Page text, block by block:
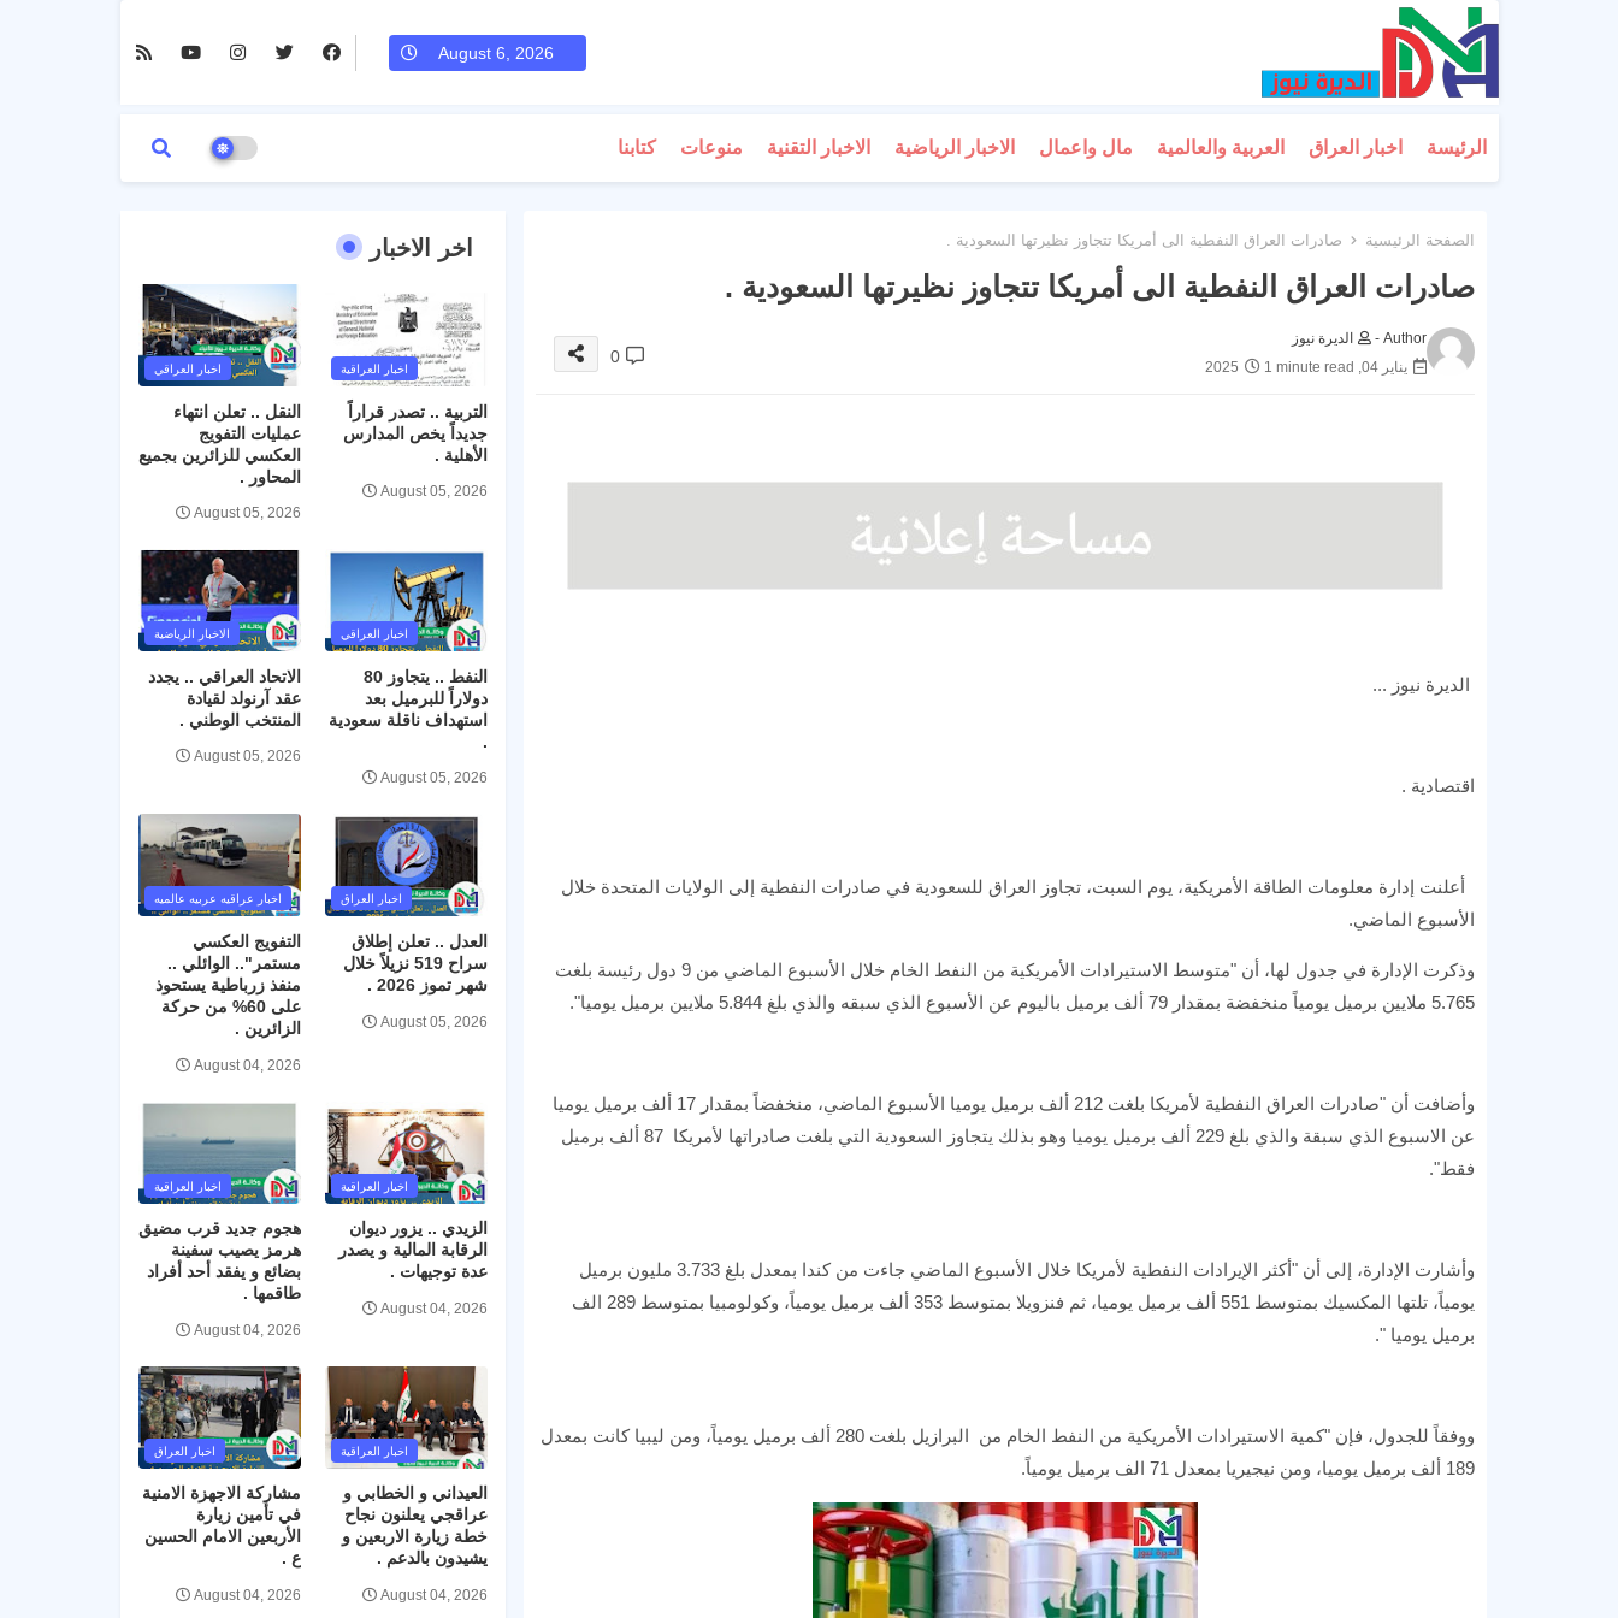
August 6, 2026
الرئيسة اخبار العراق العربية والعالمية مال واعمال الاخبار الرياضية الاخبار التقنية منوعات كتابنا
الصفحة الرئيسية صادرات العراق النفطية الى أمريكا تتجاوز نظيرتها السعودية .
صادرات العراق النفطية الى أمريكا تتجاوز نظيرتها السعودية .
Author -
الديرة نيوز
يناير 04, 2025
1 minute read
0
الديرة نيوز ...
اقتصادية .
أعلنت إدارة معلومات الطاقة الأمريكية، يوم السبت، تجاوز العراق للسعودية في صادرات النفطية إلى الولايات المتحدة خلال
الأسبوع الماضي.
وذكرت الإدارة في جدول لها، أن "متوسط الاستيرادات الأمريكية من النفط الخام خلال الأسبوع الماضي من 9 دول رئيسة بلغت
5.765 ملايين برميل يومياً منخفضة بمقدار 79 ألف برميل باليوم عن الأسبوع الذي سبقه والذي بلغ 5.844 ملايين برميل يوميا".
وأضافت أن "صادرات العراق النفطية لأمريكا بلغت 212 ألف برميل يوميا الأسبوع الماضي، منخفضاً بمقدار 17 ألف برميل يوميا
عن الاسبوع الذي سبقة والذي بلغ 229 ألف برميل يوميا وهو بذلك يتجاوز السعودية التي بلغت صادراتها لأمريكا 87 ألف برميل
فقط".
وأشارت الإدارة، إلى أن "أكثر الإيرادات النفطية لأمريكا خلال الأسبوع الماضي جاءت من كندا بمعدل بلغ 3.733 مليون برميل
يومياً، تلتها المكسيك بمتوسط 551 ألف برميل يوميا، ثم فنزويلا بمتوسط 353 ألف برميل يومياً، وكولومبيا بمتوسط 289 الف
برميل يوميا ".
ووفقاً للجدول، فإن "كمية الاستيرادات الأمريكية من النفط الخام من البرازيل بلغت 280 ألف برميل يومياً، ومن ليبيا كانت بمعدل
189 ألف برميل يوميا، ومن نيجيريا بمعدل 71 الف برميل يومياً.
اخر الاخبار
اخبار العراقية
التربية .. تصدر قراراً
جديداً يخص المدارس
الأهلية .
August 05, 2026
اخبار العراقي
النقل .. تعلن انتهاء
عمليات التفويج
العكسي للزائرين بجميع
المحاور .
August 05, 2026
اخبار العراقي
النفط .. يتجاوز 80
دولاراً للبرميل بعد
استهداف ناقلة سعودية
.
August 05, 2026
الاخبار الرياضية
الاتحاد العراقي .. يجدد
عقد آرنولد لقيادة
المنتخب الوطني .
August 05, 2026
اخبار العراق
العدل .. تعلن إطلاق
سراح 519 نزيلاً خلال
شهر تموز 2026 .
August 05, 2026
اخبار عراقيه عربيه عالميه
التفويج العكسي
مستمر".. الوائلي ..
منفذ زرباطية يستحوذ
على 60% من حركة
الزائرين .
August 04, 2026
اخبار العراقية
الزيدي .. يزور ديوان
الرقابة المالية و يصدر
عدة توجيهات .
August 04, 2026
اخبار العراقية
هجوم جديد قرب مضيق
هرمز يصيب سفينة
بضائع و يفقد أحد أفراد
طاقمها .
August 04, 2026
اخبار العراقية
العيداني و الخطابي و
عراقجي يعلنون نجاح
خطة زيارة الاربعين و
يشيدون بالدعم .
August 04, 2026
اخبار العراق
مشاركة الاجهزة الامنية
في تأمين زيارة
الأربعين الامام الحسين
ع .
August 04, 2026